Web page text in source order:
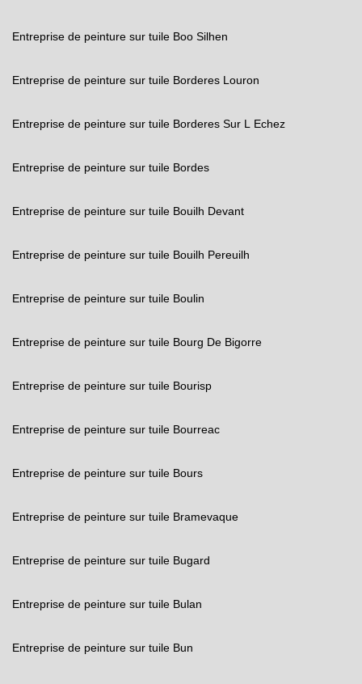
Entreprise de peinture sur tuile Boo Silhen
Entreprise de peinture sur tuile Borderes Louron
Entreprise de peinture sur tuile Borderes Sur L Echez
Entreprise de peinture sur tuile Bordes
Entreprise de peinture sur tuile Bouilh Devant
Entreprise de peinture sur tuile Bouilh Pereuilh
Entreprise de peinture sur tuile Boulin
Entreprise de peinture sur tuile Bourg De Bigorre
Entreprise de peinture sur tuile Bourisp
Entreprise de peinture sur tuile Bourreac
Entreprise de peinture sur tuile Bours
Entreprise de peinture sur tuile Bramevaque
Entreprise de peinture sur tuile Bugard
Entreprise de peinture sur tuile Bulan
Entreprise de peinture sur tuile Bun